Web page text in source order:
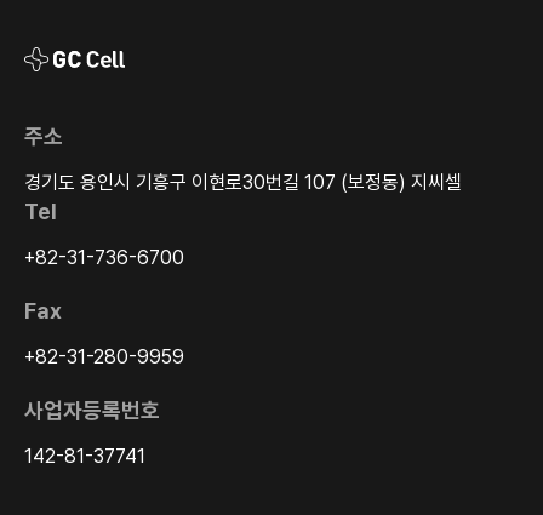
주소
경기도 용인시 기흥구 이현로30번길 107 (보정동) 지씨셀
Tel
+82-31-736-6700
Fax
+82-31-280-9959
사업자등록번호
142-81-37741